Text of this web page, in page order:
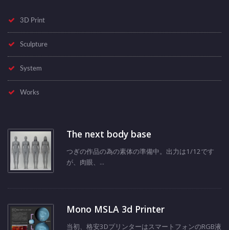
3D Print
Sculpture
System
Works
The next body base
つぎの作品の為の素体の準備中。出力は1/12です
が、肉眼、...
Mono MSLA 3d Printer
当初、格安3DプリンターはスマートフォンのRGB液